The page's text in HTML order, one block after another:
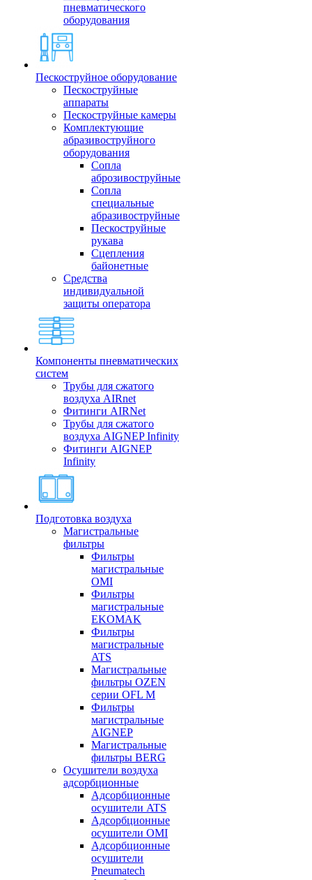
пневматического
оборудования
Пескоструйное оборудование
Пескоструйные
аппараты
Пескоструйные камеры
Комплектующие
абразивоструйного
оборудования
Сопла
аброзивоструйные
Сопла
специальные
абразивоструйные
Пескоструйные
рукава
Сцепления
байонетные
Средства
индивидуальной
защиты оператора
Компоненты пневматических
систем
Трубы для сжатого
воздуха AIRnet
Фитинги AIRNet
Трубы для сжатого
воздуха AIGNEP Infinity
Фитинги AIGNEP
Infinity
Подготовка воздуха
Магистральные
фильтры
Фильтры
магистральные
OMI
Фильтры
магистральные
EKOMAK
Фильтры
магистральные
ATS
Магистральные
фильтры OZEN
серии OFL M
Фильтры
магистральные
AIGNEP
Магистральные
фильтры BERG
Осушители воздуха
адсорбционные
Адсорбционные
осушители ATS
Адсорбционные
осушители OMI
Адсорбционные
осушители
Pneumatech